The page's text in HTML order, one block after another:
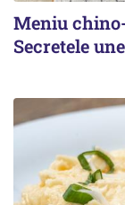
Meniu
Secretele